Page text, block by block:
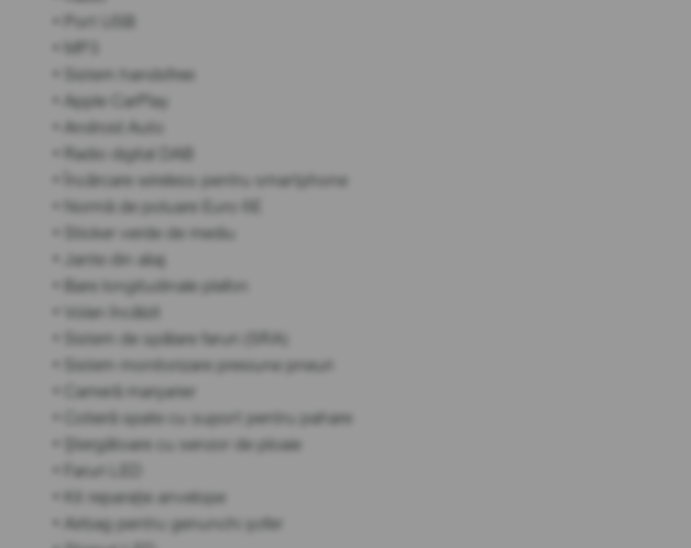
• Port USB
• MP3
• Sistem handsfree
• Apple CarPlay
• Android Auto
• Radio digital DAB
• Încărcare wireless pentru smartphone
• Normă de poluare Euro 6E
• Sticker verde de mediu
• Jante din aliaj
• Bare longitudinale plafon
• Volan încălzit
• Sistem de spălare faruri (SRA)
• Sistem monitorizare presiune pneuri
• Cameră marșarier
• Cotieră spate cu suport pentru pahare
• Ștergătoare cu senzor de ploaie
• Faruri LED
• Kit reparație anvelope
• Airbag pentru genunchi șofer